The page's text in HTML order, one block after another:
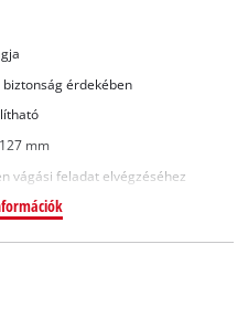
érdekében
mm
vágási feladat elvégzéséhez